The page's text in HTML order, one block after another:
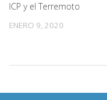
ICP y el Terremoto
ENERO 9, 2020